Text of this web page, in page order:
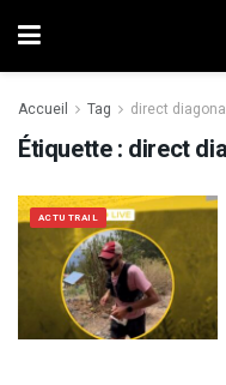
Accueil Tag direct
Étiquette : direct
ACTU TRAIL